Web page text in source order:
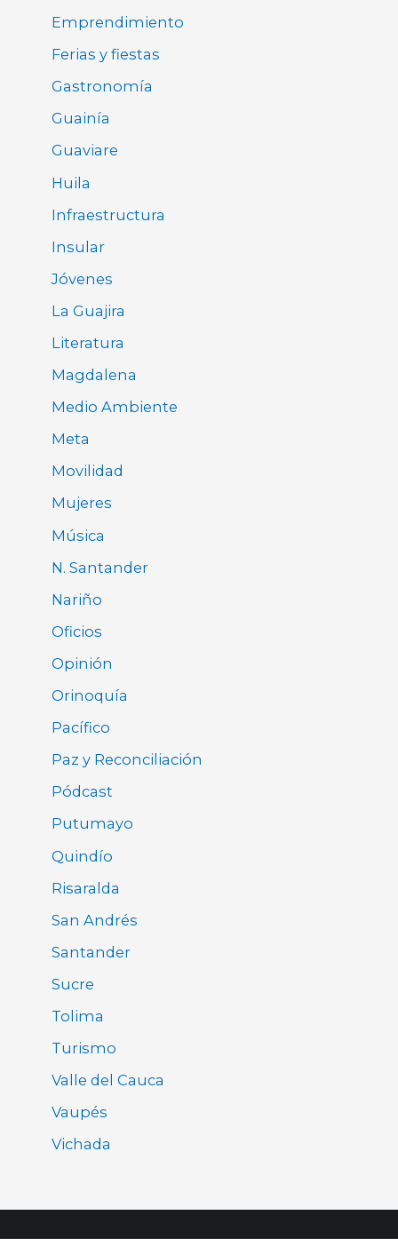
Emprendimiento
Ferias y fiestas
Gastronomía
Guainía
Guaviare
Huila
Infraestructura
Insular
Jóvenes
La Guajira
Literatura
Magdalena
Medio Ambiente
Meta
Movilidad
Mujeres
Música
N. Santander
Nariño
Oficios
Opinión
Orinoquía
Pacífico
Paz y Reconciliación
Pódcast
Putumayo
Quindío
Risaralda
San Andrés
Santander
Sucre
Tolima
Turismo
Valle del Cauca
Vaupés
Vichada